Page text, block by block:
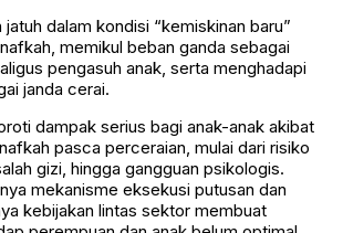
dalam kondisi “kemiskinan baru”
memikul beban ganda sebagai
pengasuh anak, serta menghadapi
janda cerai.
dampak serius bagi anak-anak akibat
pasca perceraian, mulai dari risiko
gizi, hingga gangguan psikologis.
mekanisme eksekusi putusan dan
kebijakan lintas sektor membuat